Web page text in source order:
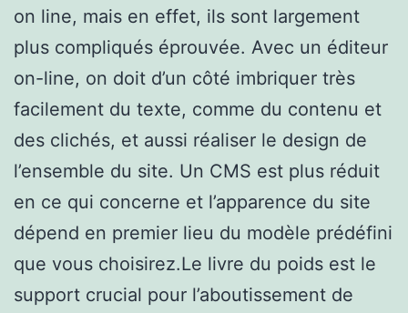
on line, mais en effet, ils sont largement
plus compliqués éprouvée. Avec un éditeur
on-line, on doit d’un côté imbriquer très
facilement du texte, comme du contenu et
des clichés, et aussi réaliser le design de
l’ensemble du site. Un CMS est plus réduit
en ce qui concerne et l’apparence du site
dépend en premier lieu du modèle prédéfini
que vous choisirez.Le livre du poids est le
support crucial pour l’aboutissement de